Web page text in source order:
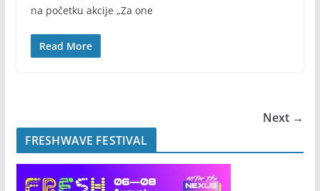
na početku akcije „Za one
Read More
Next →
FRESHWAVE FESTIVAL